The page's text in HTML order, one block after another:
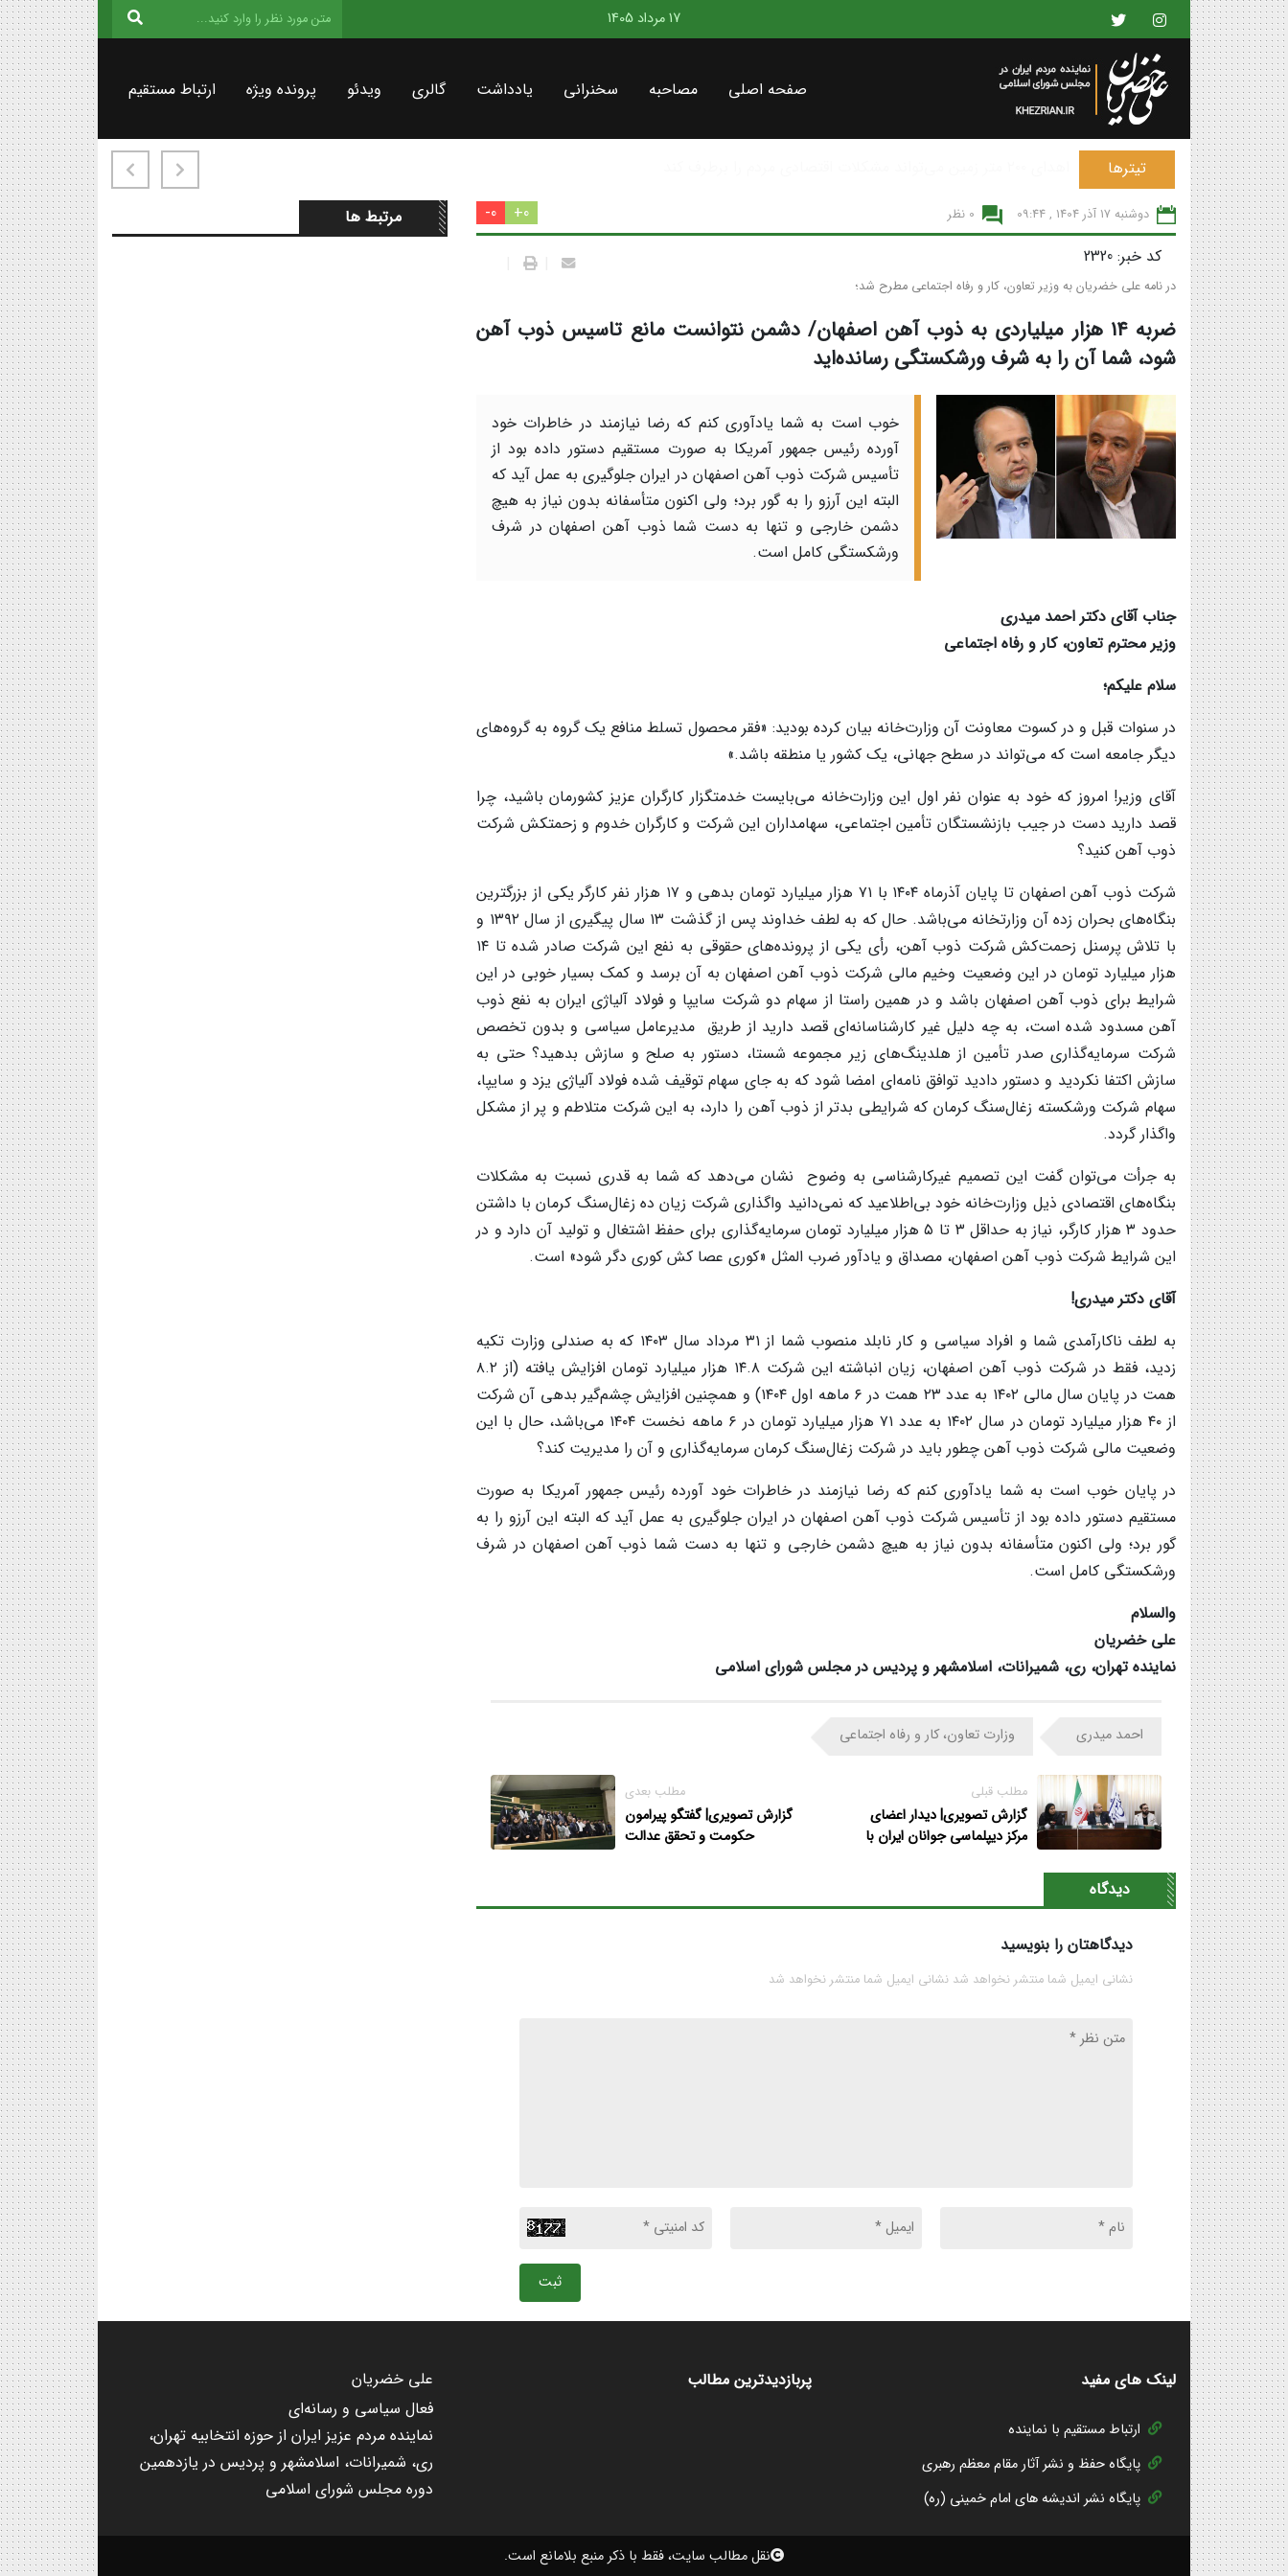
17 مرداد 1405
صفحه اصلی مصاحبه سخنرانی یادداشت گالری ویدئو پرونده ویژه ارتباط مستقیم
تیترها
دوشنبه 17 آذر 1404 , 09:44 0 نظر 0+
0-
کد خبر: 2320
در نامه علی خضریان به وزیر تعاون، کار و رفاه اجتماعی مطرح شد؛
ضربه ۱۴ هزار میلیاردی به ذوب آهن اصفهان/ دشمن نتوانست مانع تاسیس ذوب آهن
شود، شما آن را به شرف ورشکستگی رسانده‌اید
خوب است به شما یادآوری کنم که رضا نیازمند در خاطرات خود
آورده رئیس جمهور آمریکا به صورت مستقیم دستور داده بود از
تأسیس شرکت ذوب آهن اصفهان در ایران جلوگیری به عمل آید که
البته این آرزو را به گور برد؛ ولی اکنون متأسفانه بدون نیاز به هیچ
دشمن خارجی و تنها به دست شما ذوب آهن اصفهان در شرف
ورشکستگی کامل است.
جناب آقای دکتر احمد میدری
وزیر محترم تعاون، کار و رفاه اجتماعی
سلام علیکم؛
در سنوات قبل و در کسوت معاونت آن وزارت‌خانه بیان کرده بودید: «فقر محصول تسلط منافع یک گروه به گروه‌های
دیگر جامعه است که می‌تواند در سطح جهانی، یک کشور یا منطقه باشد.»
آقای وزیر! امروز که خود به عنوان نفر اول این وزارت‌خانه می‌بایست خدمتگزار کارگران عزیز کشورمان باشید، چرا
قصد دارید دست در جیب بازنشستگان تأمین اجتماعی، سهامداران این شرکت و کارگران خدوم و زحمتکش شرکت
ذوب آهن کنید؟
شرکت ذوب آهن اصفهان تا پایان آذرماه ۱۴۰۴ با ۷۱ هزار میلیارد تومان بدهی و ۱۷ هزار نفر کارگر یکی از بزرگترین
بنگاه‌های بحران زده آن وزارتخانه می‌باشد. حال که به لطف خداوند پس از گذشت ۱۳ سال پیگیری از سال ۱۳۹۲ و
با تلاش پرسنل زحمت‌کش شرکت ذوب آهن، رأی یکی از پرونده‌های حقوقی به نفع این شرکت صادر شده تا ۱۴
هزار میلیارد تومان در این وضعیت وخیم مالی شرکت ذوب آهن اصفهان به آن برسد و کمک بسیار خوبی در این
شرایط برای ذوب آهن اصفهان باشد و در همین راستا از سهام دو شرکت سایپا و فولاد آلیاژی ایران به نفع ذوب
آهن مسدود شده است، به چه دلیل غیر کارشناسانه‌ای قصد دارید از طریق مدیرعامل سیاسی و بدون تخصص
شرکت سرمایه‌گذاری صدر تأمین از هلدینگ‌های زیر مجموعه شستا، دستور به صلح و سازش ‌بدهید؟ حتی به
سازش اکتفا نکردید و دستور دادید توافق نامه‌ای امضا شود که به جای سهام توقیف شده فولاد آلیاژی یزد و سایپا،
سهام شرکت ورشکسته زغال‌سنگ کرمان که شرایطی بدتر از ذوب آهن را دارد، به این شرکت متلاطم و پر از مشکل
واگذار گردد.
به جرأت می‌توان گفت این تصمیم غیرکارشناسی به وضوح نشان می‌دهد که شما به قدری نسبت به مشکلات
بنگاه‌های اقتصادی ذیل وزارت‌خانه خود بی‌اطلاعید که نمی‌دانید واگذاری شرکت زیان ده زغال‌سنگ کرمان با داشتن
حدود ۳ هزار کارگر، نیاز به حداقل ۳ تا ۵ هزار میلیارد تومان سرمایه‌گذاری برای حفظ اشتغال و تولید آن دارد و در
این شرایط شرکت ذوب آهن اصفهان، مصداق و یادآور ضرب المثل «کوری عصا کش کوری دگر شود» است.
آقای دکتر میدری!
به لطف ناکارآمدی شما و افراد سیاسی و کار نابلد منصوب شما از ۳۱ مرداد سال ۱۴۰۳ که به صندلی وزارت تکیه
زدید، فقط در شرکت ذوب آهن اصفهان، زیان انباشته این شرکت ۱۴.۸ هزار میلیارد تومان افزایش یافته (از ۸.۲
همت در پایان سال مالی ۱۴۰۲ به عدد ۲۳ همت در ۶ ماهه اول ۱۴۰۴) و همچنین افزایش چشم‌گیر بدهی آن شرکت
از ۴۰ هزار میلیارد تومان در سال ۱۴۰۲ به عدد ۷۱ هزار میلیارد تومان در ۶ ماهه نخست ۱۴۰۴ می‌باشد، حال با این
وضعیت مالی شرکت ذوب آهن چطور باید در شرکت زغال‌سنگ کرمان سرمایه‌گذاری و آن را مدیریت کند؟
در پایان خوب است به شما یادآوری کنم که رضا نیازمند در خاطرات خود آورده رئیس جمهور آمریکا به صورت
مستقیم دستور داده بود از تأسیس شرکت ذوب آهن اصفهان در ایران جلوگیری به عمل آید که البته این آرزو را به
گور برد؛ ولی اکنون متأسفانه بدون نیاز به هیچ دشمن خارجی و تنها به دست شما ذوب آهن اصفهان در شرف
ورشکستگی کامل است.
والسلام
علی خضریان
نماینده تهران، ری، شمیرانات، اسلامشهر و پردیس در مجلس شورای اسلامی
احمد میدری وزارت تعاون، کار و رفاه اجتماعی
مطلب قبلی
گزارش تصویری| دیدار اعضای
مرکز دیپلماسی جوانان ایران با
مطلب بعدی
گزارش تصویری| گفتگو پیرامون
حکومت و تحقق عدالت
دیدگاه
دیدگاهتان را بنویسید
نشانی ایمیل شما منتشر نخواهد شد نشانی ایمیل شما منتشر نخواهد شد
ثبت
مرتبط ها
لینک های مفید
ارتباط مستقیم با نماینده
پایگاه حفظ و نشر آثار مقام معظم رهبری
پایگاه نشر اندیشه های امام خمینی (ره)
پربازدیدترین مطالب
علی خضریان
فعال سیاسی و رسانه‌ای
نماینده مردم عزیز ایران از حوزه انتخابیه تهران،
ری، شمیرانات، اسلامشهر و پردیس در یازدهمین
دوره مجلس شورای اسلامی
نقل مطالب سایت، فقط با ذکر منبع بلامانع است.